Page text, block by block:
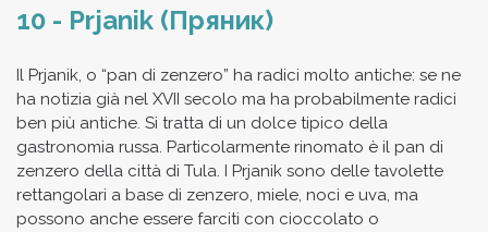
10 - Prjanik (Пряник)
Il Prjanik, o “pan di zenzero” ha radici molto antiche: se ne
ha notizia già nel XVII secolo ma ha probabilmente radici
ben più antiche. Si tratta di un dolce tipico della
gastronomia russa. Particolarmente rinomato è il pan di
zenzero della città di Tula. I Prjanik sono delle tavolette
rettangolari a base di zenzero, miele, noci e uva, ma
possono anche essere farciti con cioccolato o